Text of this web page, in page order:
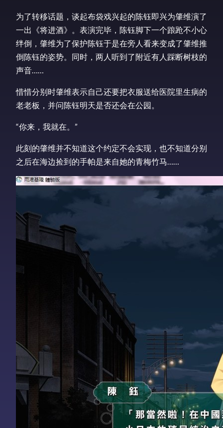
为了转移话题，谈起布袋戏兴起的陈钰即兴为肇维演了
一出《将进酒》。表演完毕，陈钰脚下一个踉跄不小心
绊倒，肇维为了保护陈钰于是在旁人看来变成了肇维推
倒陈钰的姿势。同时，两人听到了附近有人踩断树枝的
声音……
惜惜分别时肇维表示自己还要把衣服送给医院里生病的
老老板，并问陈钰明天是否还会在公园。
“你来，我就在。”
此刻的肇维并不知道这个约定不会实现，也不知道分别
之后在海边捡到的手帕是来自她的青梅竹马……